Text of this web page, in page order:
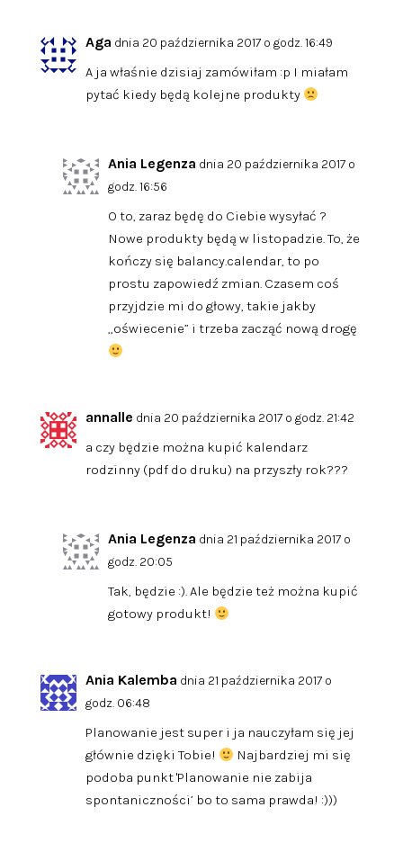
Aga dnia 20 października 2017 o godz. 16:49
A ja właśnie dzisiaj zamówiłam :p I miałam
pytać kiedy będą kolejne produkty
Ania Legenza dnia 20 października 2017 o
godz. 16:56
O to, zaraz będę do Ciebie wysyłać ?
Nowe produkty będą w listopadzie. To, że
kończy się balancy.calendar, to po
prostu zapowiedź zmian. Czasem coś
przyjdzie mi do głowy, takie jakby
„oświecenie” i trzeba zacząć nową drogę
annalle dnia 20 października 2017 o godz. 21:42
a czy będzie można kupić kalendarz
rodzinny (pdf do druku) na przyszły rok???
Ania Legenza dnia 21 października 2017 o
godz. 20:05
Tak, będzie :). Ale będzie też można kupić
gotowy produkt!
Ania Kalemba dnia 21 października 2017 o
godz. 06:48
Planowanie jest super i ja nauczyłam się jej
głównie dzięki Tobie!
Najbardziej mi się
podoba punkt 'Planowanie nie zabija
spontaniczności’ bo to sama prawda! :)))